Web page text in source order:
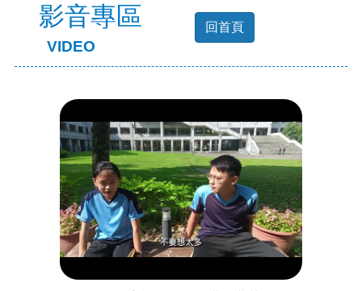
影音專區
VIDEO
回首頁